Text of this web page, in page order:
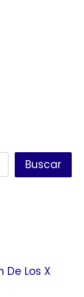
Buscar
De Los X